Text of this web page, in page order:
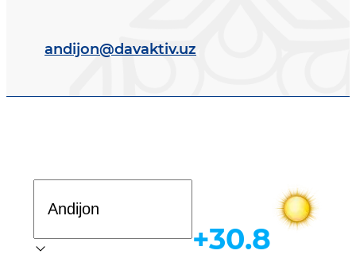
andijon@davaktiv.uz
Ob-havo
+30.8